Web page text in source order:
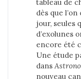
tableau de
dès que
jour, seules
d’exolunes
encore été
Une étude
dans
nouveau